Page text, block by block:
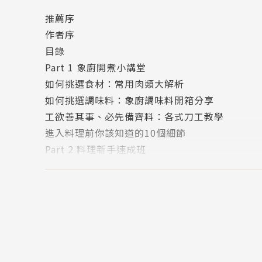
──專文推薦
★水瓶｜《因為愛，做便當》、《因為愛，做便當
★貝蒂｜《愛妻瘦身便當》、《愛妻無壓力瘦身便
★咩莉｜飲食生活工作者
★喬尹（Yin）｜《四週變女神》作者
（依姓名筆畫排序）
作者簡介
推薦序
作者序
目錄
Part 1 象廚開煮小講堂
如何挑選食材：常用肉類大解析
如何挑選調味料：象廚調味料開箱分享
工欲善其事、必先備齊料：各式刀工教學
進入料理前你該知道的10個細節
Part 2 料理新手速成班